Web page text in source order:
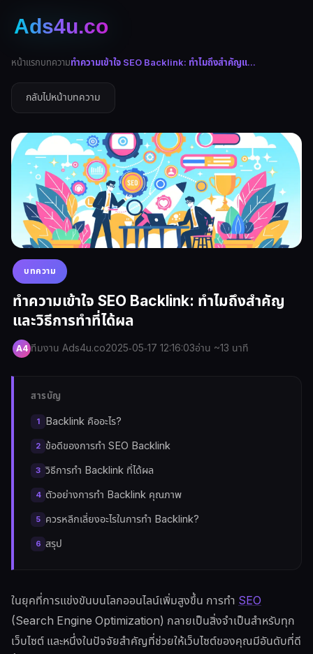
หน้าแรกบทความทำความเข้าใจ SEO Backlink: ทำไมถึงสำคัญแ...
กลับไปหน้าบทความ
บทความ
ทำความเข้าใจ SEO Backlink: ทำไมถึงสำคัญ
และวิธีการทำที่ได้ผล
A4 ทีมงาน Ads4u.co2025-05-17 12:16:03อ่าน ~13 นาที
สารบัญ
Backlink คืออะไร?
ข้อดีของการทำ SEO Backlink
วิธีการทำ Backlink ที่ได้ผล
ตัวอย่างการทำ Backlink คุณภาพ
ควรหลีกเลี่ยงอะไรในการทำ Backlink?
สรุป
ในยุคที่การแข่งขันบนโลกออนไลน์เพิ่มสูงขึ้น การทำ SEO
(Search Engine Optimization) กลายเป็นสิ่งจำเป็นสำหรับทุก
เว็บไซต์ และหนึ่งในปัจจัยสำคัญที่ช่วยให้เว็บไซต์ของคุณมีอันดับที่ดี